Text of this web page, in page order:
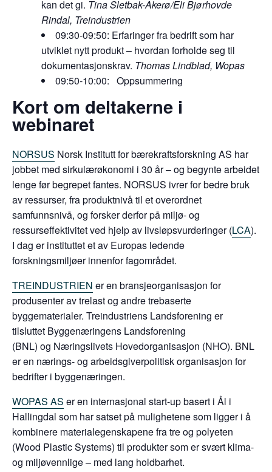
kan det gi. Tina Sletbak-Akerø/Eli Bjørhovde
Rindal, Treindustrien
09:30-09:50: Erfaringer fra bedrift som har
utviklet nytt produkt – hvordan forholde seg til
dokumentasjonskrav. Thomas Lindblad, Wopas
09:50-10:00: Oppsummering
Kort om deltakerne i
webinaret
NORSUS Norsk Institutt for bærekraftsforskning AS har
jobbet med sirkulærøkonomi i 30 år – og begynte arbeidet
lenge før begrepet fantes. NORSUS ivrer for bedre bruk
av ressurser, fra produktnivå til et overordnet
samfunnsnivå, og forsker derfor på miljø- og
ressurseffektivitet ved hjelp av livsløpsvurderinger (LCA).
I dag er instituttet et av Europas ledende
forskningsmiljøer innenfor fagområdet.
TREINDUSTRIEN er en bransjeorganisasjon for
produsenter av trelast og andre trebaserte
byggematerialer. Treindustriens Landsforening er
tilsluttet Byggenæringens Landsforening
(BNL) og Næringslivets Hovedorganisasjon (NHO). BNL
er en nærings- og arbeidsgiverpolitisk organisasjon for
bedrifter i byggenæringen.
WOPAS AS er en internasjonal start-up basert i Ål i
Hallingdal som har satset på mulighetene som ligger i å
kombinere materialegenskapene fra tre og polyeten
(Wood Plastic Systems) til produkter som er svært klima-
og miljøvennlige – med lang holdbarhet.